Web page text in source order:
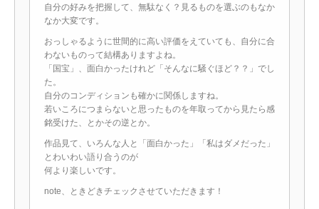
自分の好みを把握して、無駄なく？見るものを選ぶのもなか
なか大変です。
おっしゃるように世間的に高い評価をえていても、自分に合
わないものって結構ありますよね。
「国宝」、面白かったけれど「そんなに騒ぐほど？？」でし
た。
自分のコンディションも確かに関係しますね。
若いころにつまらないと思ったものを年取ってから見たら感
銘受けた、とかその逆とか。
作品見て、いろんな人と「面白かった」「私はダメだった」
とわいわい語り合うのが
何より楽しいです。
note、ときどきチェックさせていただきます！